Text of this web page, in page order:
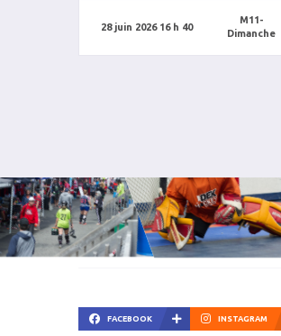
28 juin 2026 16 h 40
M11-
Dimanche
FACEBOOK INSTAGRAM